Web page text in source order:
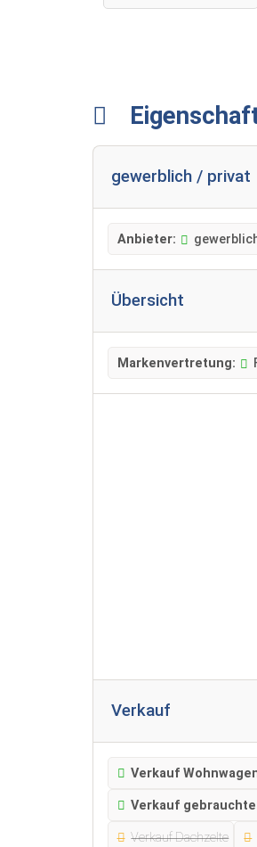
gewerblich / privat
Anbieter:
Übersicht
Markenvertretung:
Verkauf
Verkauf
Verkauf
Verkauf Dachzelte